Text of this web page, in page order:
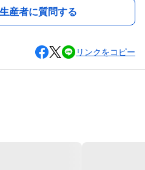
産者に質問する
リンクをコピー